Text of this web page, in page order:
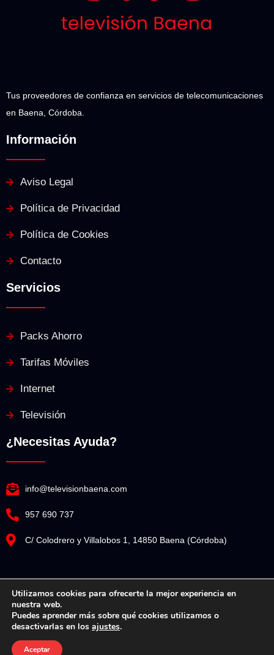
Tus proveedores de confianza en servicios de telecomunicaciones
en Baena, Córdoba.
Información
Aviso Legal
Política de Privacidad
Política de Cookies
Contacto
Servicios
Packs Ahorro
Tarifas Móviles
Internet
Televisión
¿Necesitas Ayuda?
info@televisionbaena.com
957 690 737
C/ Colodrero y Villalobos 1, 14850 Baena (Córdoba)
Televisión Baena© Copyright 2025. Todos los derechos reservados.
Utilizamos cookies para ofrecerte la mejor experiencia en
nuestra web.
Puedes aprender más sobre qué cookies utilizamos o
desactivarlas en los ajustes.
Aceptar